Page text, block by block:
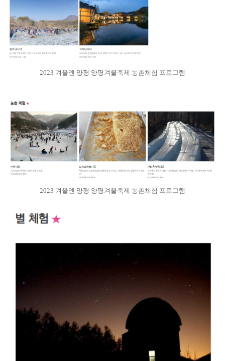
2023 겨울엔 양평 양평겨울축제 농촌체험 프로그램
2023 겨울엔 양평 양평겨울축제 농촌체험 프로그램